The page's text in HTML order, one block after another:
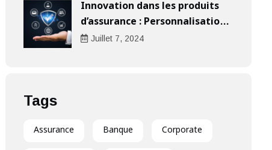
Innovation dans les produits
d’assurance : Personnalisation
au cœur de l’expérience client
Juillet 7, 2024
Tags
Assurance Banque Corporate